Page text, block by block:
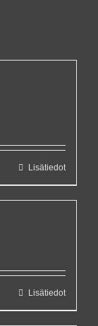
Lisätiedot
Lisätiedot